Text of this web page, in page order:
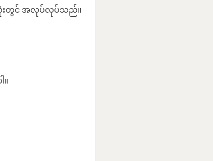
းတွင် အလုပ်လုပ်သည်။
။